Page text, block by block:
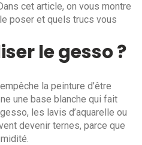
cet article, on vous montre
poser et quels trucs vous
le gesso ?
la peinture d’être
une base blanche qui fait
les lavis d’aquarelle ou
devenir ternes, parce que